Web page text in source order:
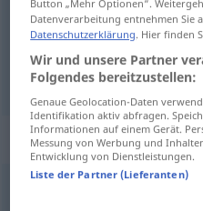
izdanje Ausgabe
Synonyme
Button „Mehr Optionen“.
Datenverarbeitung entnehmen Sie
Datenschutzerklärung. Hier finden
Wir und unsere Partner
Folgendes bereitzustellen:
Genaue Geolocation-Daten
Identifikation aktiv abfragen.
Informationen auf einem Gerät.
Messung von Werbung und
Entwicklung von Dienstleistungen.
Liste der Partner (Lieferanten)